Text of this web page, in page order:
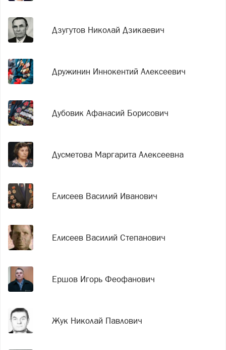
Дзугутов Николай Дзикаевич
Дружинин Иннокентий Алексеевич
Дубовик Афанасий Борисович
Дусметова Маргарита Алексеевна
Елисеев Василий Иванович
Елисеев Василий Степанович
Ершов Игорь Феофанович
Жук Николай Павлович